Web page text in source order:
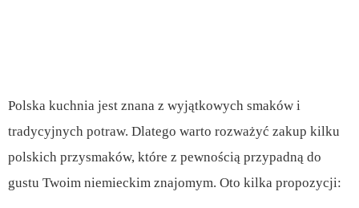
Polska kuchnia jest znana z wyjątkowych smaków i
tradycyjnych potraw. Dlatego warto rozważyć zakup kilku
polskich przysmaków, które z pewnością przypadną do
gustu Twoim niemieckim znajomym. Oto kilka propozycji: